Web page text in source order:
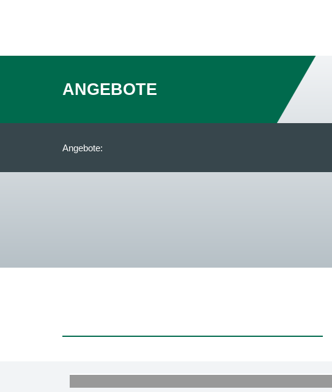
ANGEBOTE
Angebote: